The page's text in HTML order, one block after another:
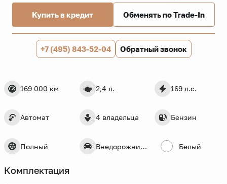
169 000 км 2,4 л. 169 л.с.
Автомат 4 владельца Бензин
Полный Внедорожник 5 дв. Белый
Купить в кредит Обменять по Trade-In
+7 (495) 843-52-04 Обратный звонок
Комплектация